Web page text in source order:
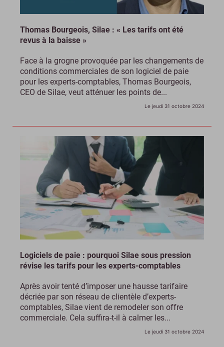
Thomas Bourgeois, Silae : « Les tarifs ont été
revus à la baisse »
Face à la grogne provoquée par les changements de
conditions commerciales de son logiciel de paie
pour les experts-comptables, Thomas Bourgeois,
CEO de Silae, veut atténuer les points de...
Le jeudi 31 octobre 2024
Logiciels de paie : pourquoi Silae sous pression
révise les tarifs pour les experts-comptables
Après avoir tenté d’imposer une hausse tarifaire
décriée par son réseau de clientèle d’experts-
comptables, Silae vient de remodeler son offre
commerciale. Cela suffira-t-il à calmer les...
Le jeudi 31 octobre 2024